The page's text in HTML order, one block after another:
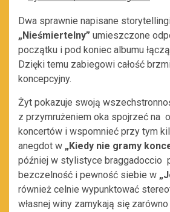
Dwa sprawnie napisane
„Nieśmiertelny” umieszczone
początku i pod koniec albumu
Dzięki temu zabiegowi całość
koncepcyjny.
Żyt pokazuje swoją
z przymrużeniem oka spojrzeć na
koncertów i wspomnieć przy tym
anegdot w „Kiedy nie gramy
później w stylistyce braggadoccio
bezczelność i pewność siebie w
również celnie wypunktować
własnej winy zamykają się